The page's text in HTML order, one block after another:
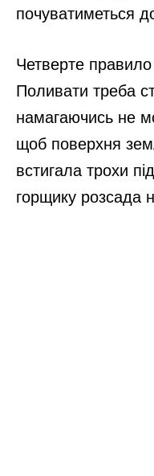
почуватиметься
Четверте правило
Поливати треба
намагаючись не
щоб поверхня
встигала трохи
горщику розсада